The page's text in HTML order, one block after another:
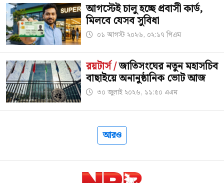
আগস্টেই চালু হচ্ছে প্রবাসী কার্ড,
মিলবে যেসব সুবিধা
০১ আগস্ট ২০২৬, ০২:১৭ পিএম
রয়টার্স /জাতিসংঘের নতুন মহাসচিব
বাছাইয়ে অনানুষ্ঠানিক ভোট আজ
৩০ জুলাই ২০২৬, ১১:৫০ এএম
আরও